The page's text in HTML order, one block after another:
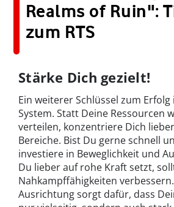
Realms of Ruin":
zum RTS
Stärke Dich gezielt!
Ein weiterer Schlüssel zum
System. Statt Deine Ressourcen
verteilen, konzentriere Dich
Bereiche. Bist Du gerne schnell
investiere in Beweglichkeit und
Du lieber auf rohe Kraft setzt,
Nahkampffähigkeiten
Ausrichtung sorgt dafür, dass